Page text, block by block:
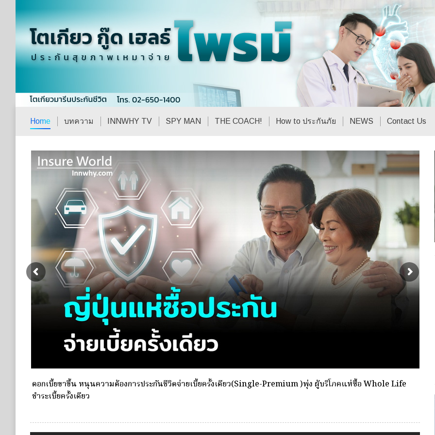
Home บทความ INNWHY TV SPY MAN THE COACH! How to ประกันภัย NEWS Contact Us
กองทุนประกันวินาศภัย (กปว.) ประกาศเปิดรับสมัครบุคคลเพื่อตัดเลือกและแต่งตั้งให้ดำรงตำแหน่งผู้จัดการ กองทุน
ประกันวินาศภัย
พ